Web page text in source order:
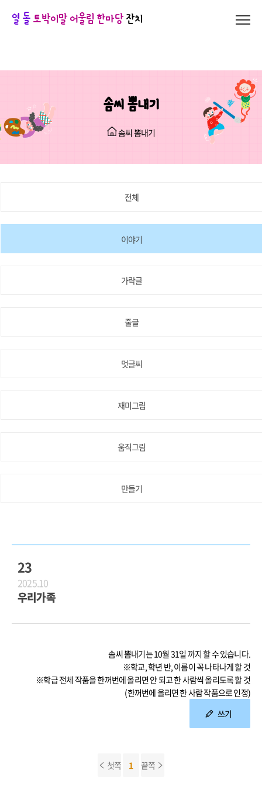
열 돌 토박이말 어울림 한마당잔치
솜씨 뽐내기
솜씨 뽐내기
전체
이야기
가락글
줄글
멋글씨
재미그림
움직그림
만들기
23
2025.10
우리가족
솜씨 뽐내기는 10월 31일 까지 할 수 있습니다.
※학교, 학년 반, 이름이 꼭 나타나게 할 것
※학급 전체 작품을 한꺼번에 올리면 안 되고 한 사람씩 올리도록 할 것
(한꺼번에 올리면 한 사람 작품으로 인정)
쓰기
첫쪽 1 끝쪽